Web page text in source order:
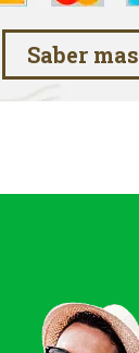
Saber mas